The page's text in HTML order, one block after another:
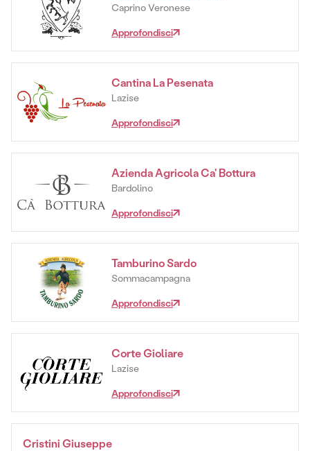
Caprino Veronese
Approfondisci
Cantina La Pesenata
Lazise
Approfondisci
Azienda Agricola Ca' Bottura
Bardolino
Approfondisci
Tamburino Sardo
Sommacampagna
Approfondisci
Corte Gioliare
Lazise
Approfondisci
Cristini Giuseppe